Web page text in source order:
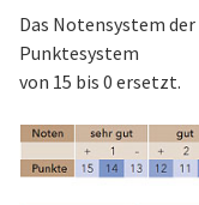
Das Notensystem
Punktesystem
von 15 bis 0 ersetzt.